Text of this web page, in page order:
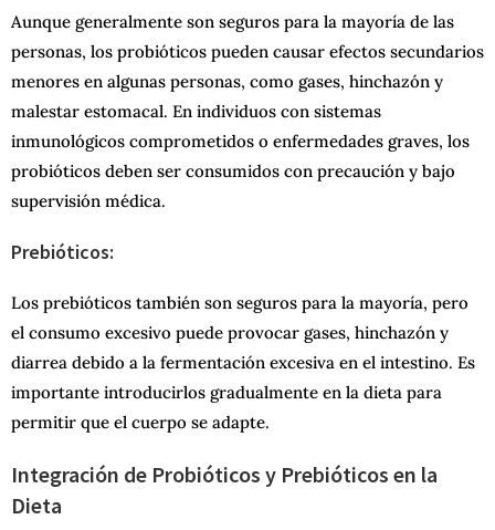
Aunque generalmente son seguros para la mayoría de las
personas, los probióticos pueden causar efectos secundarios
menores en algunas personas, como gases, hinchazón y
malestar estomacal. En individuos con sistemas
inmunológicos comprometidos o enfermedades graves, los
probióticos deben ser consumidos con precaución y bajo
supervisión médica.
Prebióticos:
Los prebióticos también son seguros para la mayoría, pero
el consumo excesivo puede provocar gases, hinchazón y
diarrea debido a la fermentación excesiva en el intestino. Es
importante introducirlos gradualmente en la dieta para
permitir que el cuerpo se adapte.
Integración de Probióticos y Prebióticos en la
Dieta